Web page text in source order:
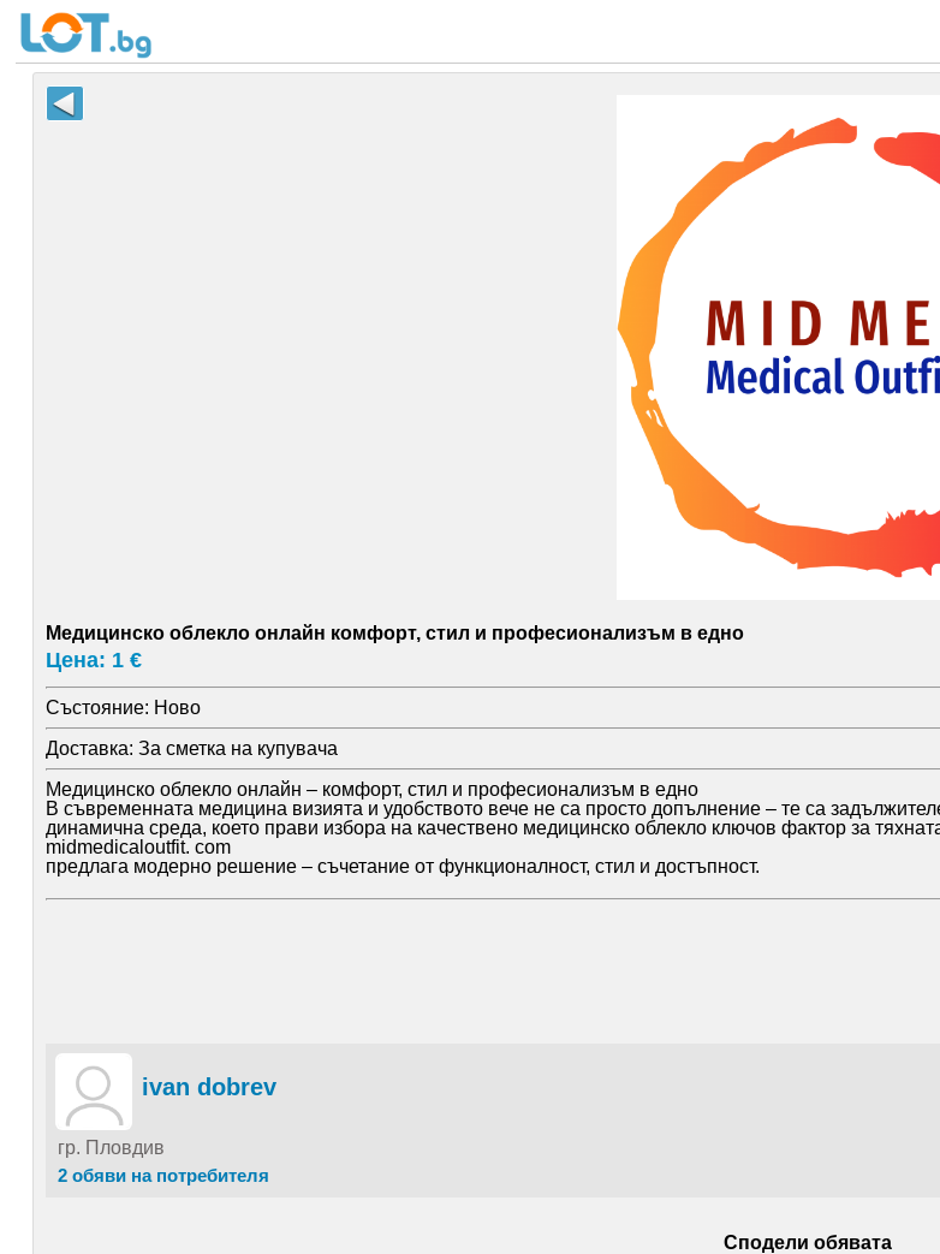
Медицинско облекло онлайн комфорт, стил и професионализъм в едно
Цена: 1 €
Състояние: Ново
Доставка: За сметка на купувача
Медицинско облекло онлайн – комфорт, стил и професионализъм в едно
В съвременната медицина визията и удобството вече не са просто допълнение – те са
динамична среда, което прави избора на качествено медицинско облекло ключов фактор за
midmedicaloutfit. com
предлага модерно решение – съчетание от функционалност, стил и достъпност.
ivan dobrev
гр. Пловдив
2 обяви на потребителя
Сподели обявата